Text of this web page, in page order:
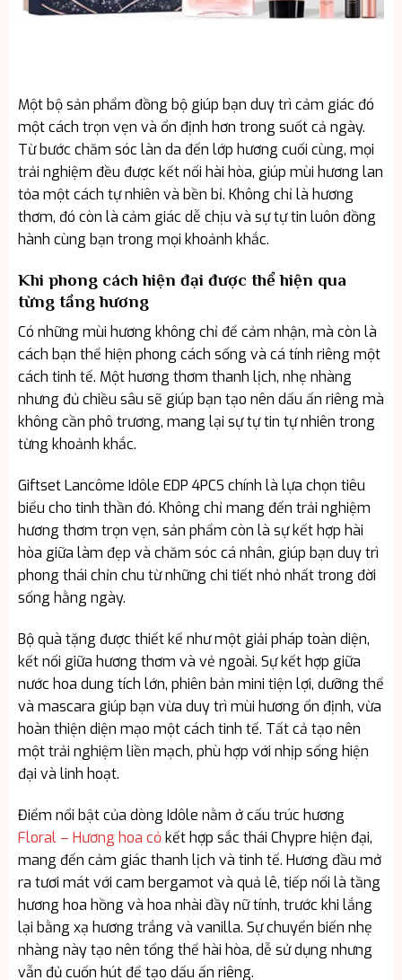
Một bộ sản phẩm đồng bộ giúp bạn duy trì cảm giác đó
một cách trọn vẹn và ổn định hơn trong suốt cả ngày.
Từ bước chăm sóc làn da đến lớp hương cuối cùng, mọi
trải nghiệm đều được kết nối hài hòa, giúp mùi hương lan
tỏa một cách tự nhiên và bền bỉ. Không chỉ là hương
thơm, đó còn là cảm giác dễ chịu và sự tự tin luôn đồng
hành cùng bạn trong mọi khoảnh khắc.
Khi phong cách hiện đại được thể hiện qua
từng tầng hương
Có những mùi hương không chỉ để cảm nhận, mà còn là
cách bạn thể hiện phong cách sống và cá tính riêng một
cách tinh tế. Một hương thơm thanh lịch, nhẹ nhàng
nhưng đủ chiều sâu sẽ giúp bạn tạo nên dấu ấn riêng mà
không cần phô trương, mang lại sự tự tin tự nhiên trong
từng khoảnh khắc.
Giftset Lancôme Idôle EDP 4PCS chính là lựa chọn tiêu
biểu cho tinh thần đó. Không chỉ mang đến trải nghiệm
hương thơm trọn vẹn, sản phẩm còn là sự kết hợp hài
hòa giữa làm đẹp và chăm sóc cá nhân, giúp bạn duy trì
phong thái chỉn chu từ những chi tiết nhỏ nhất trong đời
sống hằng ngày.
Bộ quà tặng được thiết kế như một giải pháp toàn diện,
kết nối giữa hương thơm và vẻ ngoài. Sự kết hợp giữa
nước hoa dung tích lớn, phiên bản mini tiện lợi, dưỡng thể
và mascara giúp bạn vừa duy trì mùi hương ổn định, vừa
hoàn thiện diện mạo một cách tinh tế. Tất cả tạo nên
một trải nghiệm liền mạch, phù hợp với nhịp sống hiện
đại và linh hoạt.
Điểm nổi bật của dòng Idôle nằm ở cấu trúc hương
Floral – Hương hoa cỏkết hợp sắc thái Chypre hiện đại,
mang đến cảm giác thanh lịch và tinh tế. Hương đầu mở
ra tươi mát với cam bergamot và quả lê, tiếp nối là tầng
hương hoa hồng và hoa nhài đầy nữ tính, trước khi lắng
lại bằng xạ hương trắng và vanilla. Sự chuyển biến nhẹ
nhàng này tạo nên tổng thể hài hòa, dễ sử dụng nhưng
vẫn đủ cuốn hút để tạo dấu ấn riêng.